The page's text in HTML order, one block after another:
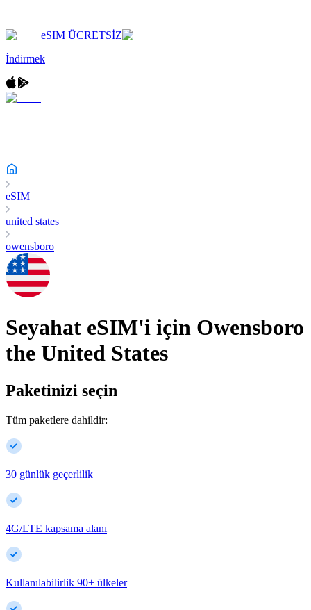
eSIM ÜCRETSİZ
İndirmek
eSIM
united states
owensboro
Seyahat eSIM'i için Owensboro
the United States
Paketinizi seçin
Tüm paketlere dahildir:
30 günlük geçerlilik
4G/LTE kapsama alanı
Kullanılabilirlik 90+ ülkeler